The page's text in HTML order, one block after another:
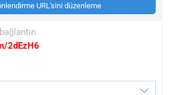
URL'sini düzenleme
2dEzH6